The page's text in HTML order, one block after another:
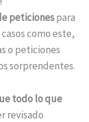
peticionespara
como este,
o peticiones
sorprendentes.
todo lo que
revisado